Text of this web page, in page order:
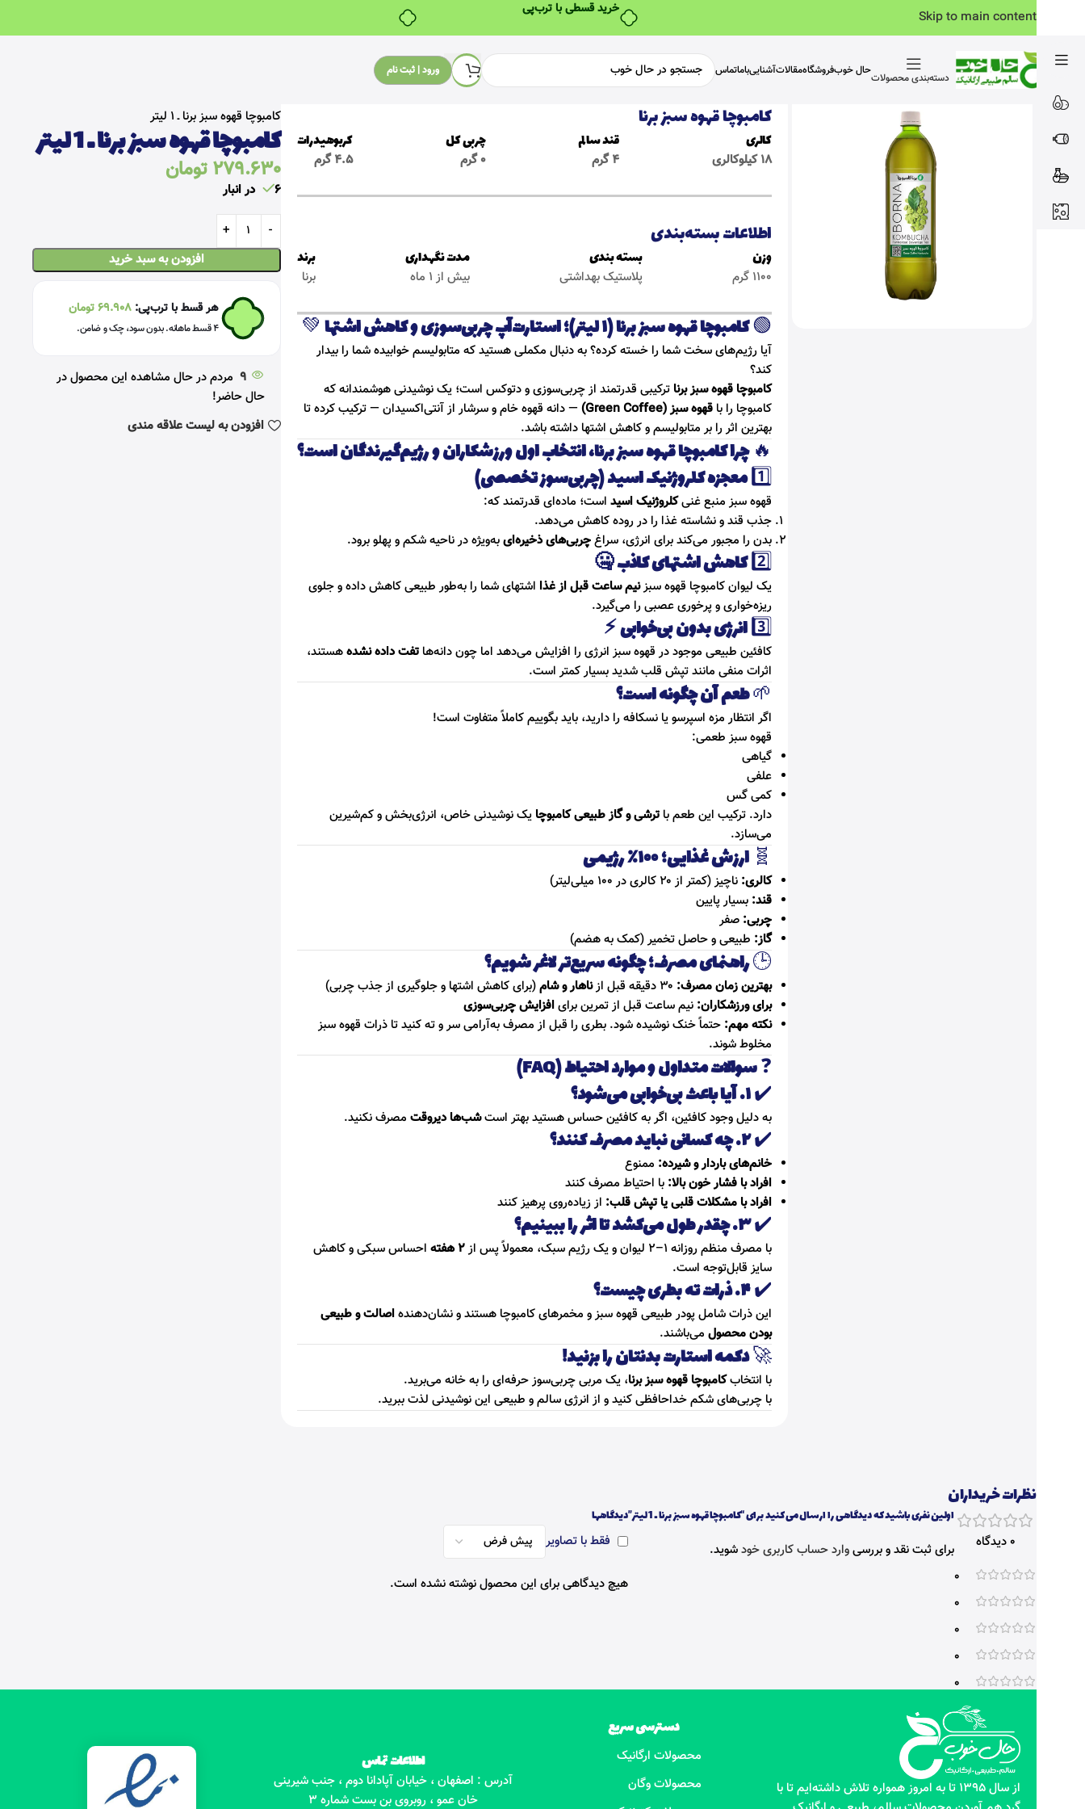
Skip to main content
دسته‌بندی محصولات
حال خوبفروشگاهمقالاتآشنایی‌باماتماس ورود | ثبت نام
کامبوچا قهوه سبز برنا
کالری
18 کیلوکالری
قند سالم
4 گرم
چربی کل
0 گرم
کربوهیدرات
4.5 گرم
اطلاعات بسته‌بندی
وزن
1100 گرم
بسته بندی
پلاستیک بهداشتی
مدت نگهداری
بیش از 1 ماه
برند
برنا
🟢کامبوچا قهوه سبز برنا (۱ لیتر)؛ استارت‌آپ چربی‌سوزی و کاهش اشتها 💚
آیا رژیم‌های سخت شما را خسته کرده؟ به دنبال مکملی هستید که متابولیسم خوابیده شما را بیدار
کند؟
کامبوچا قهوه سبز برنا ترکیبی قدرتمند از چربی‌سوزی و دتوکس است؛ یک نوشیدنی هوشمندانه که
کامبوچا را با قهوه سبز (Green Coffee)
— دانه قهوه خام و سرشار از آنتی‌اکسیدان — ترکیب کرده تا
بهترین اثر را بر متابولیسم و کاهش اشتها داشته باشد.
🔥چرا کامبوچا قهوه سبز برنا، انتخاب اول ورزشکاران و رژیم‌گیرندگان است؟
1️⃣معجزه کلروژنیک اسید (چربی‌سوز تخصصی)
قهوه سبز منبع غنیکلروژنیک اسیداست؛ ماده‌ای قدرتمند که:
جذب قند و نشاسته غذا را در روده کاهش می‌دهد.
بدن را مجبور می‌کند برای انرژی، سراغچربی‌های ذخیره‌ایبه‌ویژه در ناحیه شکم و پهلو برود.
2️⃣کاهش اشتهای کاذب 🤐
یک لیوان کامبوچا قهوه سبزنیم ساعت قبل از غذا اشتهای شما را به‌طور طبیعی کاهش داده و جلوی
ریزه‌خواری و پرخوری عصبی را می‌گیرد.
3️⃣انرژی بدون بی‌خوابی ⚡
کافئین طبیعی موجود در قهوه سبز انرژی را افزایش می‌دهد اما چون دانه‌ها تفت داده نشدههستند،
اثرات منفی مانند تپش قلب شدید بسیار کمتر است.
🌱طعم آن چگونه است؟
اگر انتظار مزه اسپرسو یا نسکافه را دارید، باید بگوییم کاملاً متفاوت است!
قهوه سبز طعمی:
گیاهی
علفی
کمی گس
دارد. ترکیب این طعم با ترشی و گاز طبیعی کامبوچا یک نوشیدنی خاص، انرژی‌بخش و کم‌شیرین
می‌سازد.
🧬 ارزش غذایی؛ ۱۰۰٪ رژیمی
کالری: ناچیز (کمتر از ۲۰ کالری در ۱۰۰ میلی‌لیتر)
قند: بسیار پایین
چربی: صفر
گاز: طبیعی و حاصل تخمیر (کمک به هضم)
🕒راهنمای مصرف؛ چگونه سریع‌تر لاغر شویم؟
بهترین زمان مصرف: ناهار و شام(برای کاهش اشتها و جلوگیری از جذب چربی)
برای ورزشکاران: نیم ساعت قبل از تمرین برایافزایش چربی‌سوزی
نکته مهم: حتماً خنک نوشیده شود. بطری را قبل از مصرف به‌آرامی سر و ته کنید تا ذرات قهوه سبز
مخلوط شوند.
❓سوالات متداول و موارد احتیاط (FAQ)
✔️۱. آیا باعث بی‌خوابی می‌شود؟
به دلیل وجود کافئین، اگر به کافئین حساس هستید بهتر استشب‌ها دیروقتمصرف نکنید.
✔️۲. چه کسانی نباید مصرف کنند؟
خانم‌های باردار و شیرده: ممنوع
افراد با فشار خون بالا: با احتیاط مصرف کنند
افراد با مشکلات قلبی یا تپش قلب: از زیاده‌روی پرهیز کنند
✔️۳. چقدر طول می‌کشد تا اثر را ببینیم؟
با مصرف منظم روزانه ۱–۲ لیوان و یک رژیم سبک، معمولاً پس از ۲ هفته
احساس سبکی و کاهش
سایز قابل‌توجه است.
✔️۴. ذرات ته بطری چیست؟
این ذرات شامل پودر طبیعی قهوه سبز و مخمرهای کامبوچا هستند و نشان‌دهندهاصالت و طبیعی
بودن محصولمی‌باشند.
🚀دکمه استارت بدنتان را بزنید!
با انتخابکامبوچا قهوه سبز برنا، یک مربی چربی‌سوز حرفه‌ای را به خانه می‌برید.
با چربی‌های شکم خداحافظی کنید و از انرژی سالم و طبیعی این نوشیدنی لذت ببرید.
کامبوچا قهوه سبز برنا ـ 1 لیتر
کامبوچا قهوه سبز برنا ـ 1 لیتر
279.630 تومان
6 در انبار
افزودن به سبد خرید
هر قسط با ترب‌پی:69.908تومان
۴ قسط ماهانه. بدون سود، چک و ضامن.
9 مردم در حال مشاهده این محصول در
حال حاضر!
افزودن به لیست علاقه مندی
نظرات خریداران
0 دیدگاه
0
0
0
0
0
دیدگاهها
فقط با تصاویر
هیچ دیدگاهی برای این محصول نوشته نشده است.
اولین نفری باشید که دیدگاهی را ارسال می کنید برای “کامبوچا قهوه سبز برنا ـ 1 لیتر”
برای ثبت نقد و بررسیوارد حساب کاربری خودشوید.
از سال 1395 تا به امروز همواره تلاش داشته‌ایم تا با
دسترسی سریع
محصولات ارگانیک
محصولات وگان
اطلاعات تماس
آدرس : اصفهان ، خیابان آپادانا دوم ، جنب شیرینی
خان عمو ، روبروی بن بست شماره 3